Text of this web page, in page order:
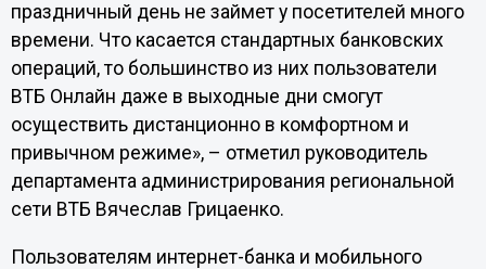
праздничный день не займет у посетителей много
времени. Что касается стандартных банковских
операций, то большинство из них пользователи
ВТБ Онлайн даже в выходные дни смогут
осуществить дистанционно в комфортном и
привычном режиме», – отметил руководитель
департамента администрирования региональной
сети ВТБ Вячеслав Грицаенко.
Пользователям интернет-банка и мобильного